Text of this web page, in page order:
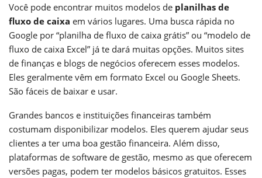
Você pode encontrar muitos modelos de planilhas de
fluxo de caixa em vários lugares. Uma busca rápida no
Google por “planilha de fluxo de caixa grátis” ou “modelo de
fluxo de caixa Excel” já te dará muitas opções. Muitos sites
de finanças e blogs de negócios oferecem esses modelos.
Eles geralmente vêm em formato Excel ou Google Sheets.
São fáceis de baixar e usar.
Grandes bancos e instituições financeiras também
costumam disponibilizar modelos. Eles querem ajudar seus
clientes a ter uma boa gestão financeira. Além disso,
plataformas de software de gestão, mesmo as que oferecem
versões pagas, podem ter modelos básicos gratuitos. Esses